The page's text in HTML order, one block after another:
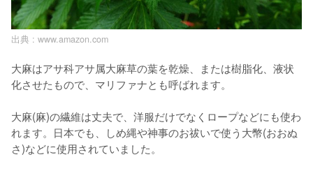
出典 : www.amazon.com
大麻はアサ科アサ属大麻草の葉を乾燥、または樹脂化、液状
化させたもので、マリファナとも呼ばれます。
大麻(麻)の繊維は丈夫で、洋服だけでなくロープなどにも使わ
れます。日本でも、しめ縄や神事のお祓いで使う大幣(おおぬ
さ)などに使用されていました。